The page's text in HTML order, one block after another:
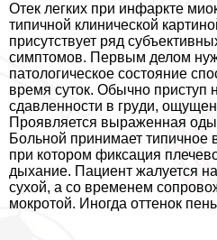
Отек легких при инфаркте
типичной клинической
присутствует ряд
симптомов. Первым делом
патологическое состояние
время суток. Обычно приступ
сдавленности в гpyди,
Проявляется выраженная
Больной принимает
при котором фиксация
дыхание. Пациент жалуется
сухой, а со временем
мокротой. Иногда оттенок